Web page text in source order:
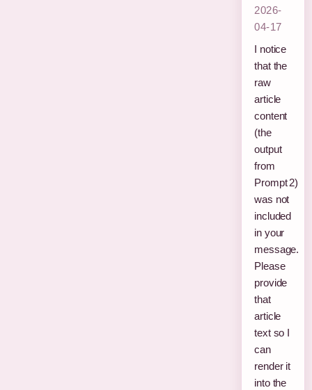
2026-
04-17
I notice
that the
raw
article
content
(the
output
from
Prompt 2)
was not
included
in your
message.
Please
provide
that
article
text so I
can
render it
into the